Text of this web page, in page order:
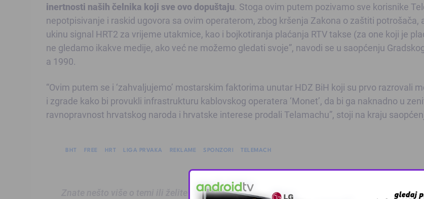
inertnosti naših čelnika koji sve ovo dopuštaju. Stoga ovim putem pozivamo sve korisnike
nepotpisivanje i raskid ugovora sa ovim operaterom, zbog kršenja Zakona o zaštiti potrošača,
ukinu signal HRT2 za vrijeme utakmice, kao i bojkotiranja plaćanja RTV takse (za one koji je
ne gledamo ikakve medije, ako već ne možemo gledati svoje”, navodi se u saopćenju
a 1990.
“Ovim putem se i ‘zahvaljujemo’ mostarskim faktorima unutar HDZ BiH koji su prvo razrovali
i zgrade kako bi provukli infrastrukturu kablovskog operatera ‘Monet’, da bi ga naknadno u
ravnopravnost hrvatskog naroda i hrvatske interese prodali Telamachu”, stoji na kraju
BHT FREE HRT LIGA PRVAKA REKLAME SPONZORI TELEMACH
Znate nešto više o temi ili želite prijaviti grešku u tekstu?